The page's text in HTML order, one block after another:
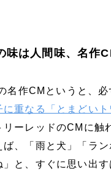
味は人間味、名作
名作CMというと、
に重なる「とまどい
リーレッドのCMに触
ば、「雨と犬」「ラ
」と、すぐに思い出す